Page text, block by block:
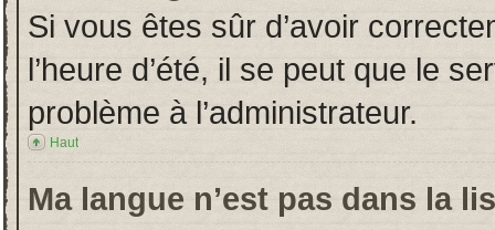
Si vous êtes sûr d’avoir
l’heure d’été, il se peut que le
problème à l’administrateur.
Haut
Ma langue n’est pas dans la